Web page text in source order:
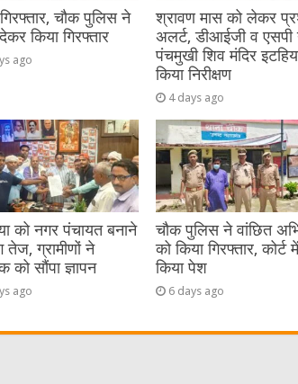
गिरफ्तार, चौक पुलिस ने
किया गिरफ्तार
ago
श्रावण मास को लेकर
अलर्ट, डीआईजी व एसपी
पंचमुखी शिव मंदिर
किया निरीक्षण
4 days ago
को नगर पंचायत बनाने
तेज, ग्रामीणों ने
को सौंपा ज्ञापन
ago
चौक पुलिस ने वांछित
को किया गिरफ्तार, कोर्ट में
किया पेश
6 days ago